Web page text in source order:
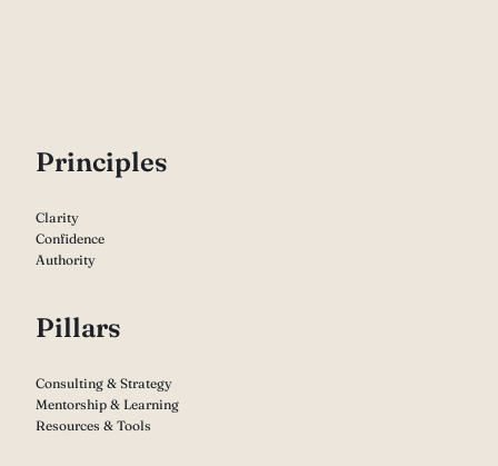
Principles
Clarity
Confidence
Authority
Pillars
Consulting & Strategy
Mentorship & Learning
Resources & Tools